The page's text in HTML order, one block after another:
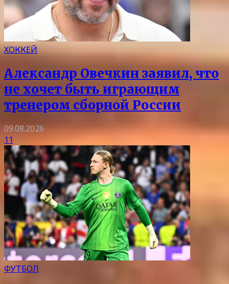
ХОККЕЙ
Александр Овечкин заявил, что
не хочет быть играющим
тренером сборной России
09.08.2026
11
ФУТБОЛ